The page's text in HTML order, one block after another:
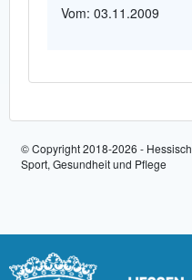
Vom: 03.11.2009
© Copyright 2018-2026 -
Sport, Gesundheit und Pflege